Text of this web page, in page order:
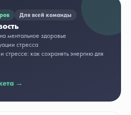
Для всей команды
ментальное здоровье
стресса
стрессе: как сохранять энергию для
→